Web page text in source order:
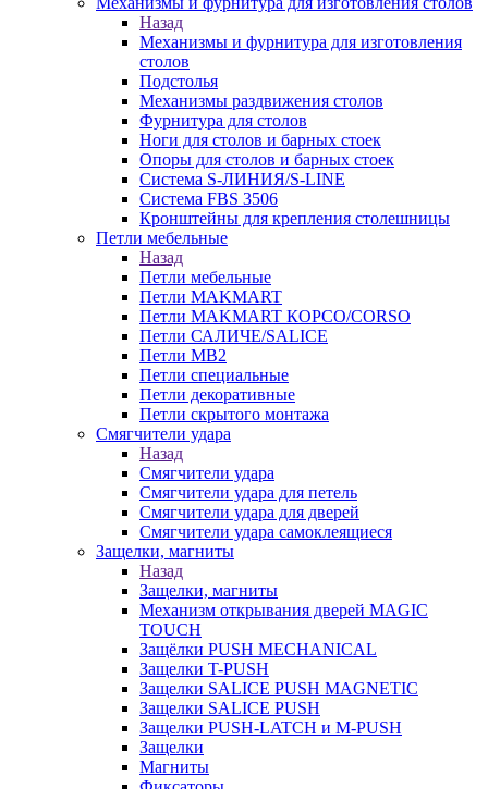
Назад
Механизмы и фурнитура для изготовления
столов
Подстолья
Механизмы раздвижения столов
Фурнитура для столов
Ноги для столов и барных стоек
Опоры для столов и барных стоек
Система S-ЛИНИЯ/S-LINE
Система FBS 3506
Кронштейны для крепления столешницы
Петли мебельные
Назад
Петли мебельные
Петли MAKMART
Петли MAKMART КОРСО/CORSO
Петли САЛИЧЕ/SALICE
Петли MB2
Петли специальные
Петли декоративные
Петли скрытого монтажа
Смягчители удара
Назад
Смягчители удара
Смягчители удара для петель
Смягчители удара для дверей
Cмягчители удара самоклеящиеся
Защелки, магниты
Назад
Защелки, магниты
Механизм открывания дверей MAGIC
TOUCH
Защёлки PUSH MECHANICAL
Защелки T-PUSH
Защелки SALICE PUSH MAGNETIC
Защелки SALICE PUSH
Защелки PUSH-LATCH и M-PUSH
Защелки
Магниты